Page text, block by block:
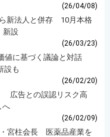
(26/04/08)
新法人と併存 10月本格
新設
(26/03/23)
に基づく議論と対話
設も
(26/02/20)
広告との誤認リスク高
へ
(26/02/09)
宮柱会長 医薬品産業を